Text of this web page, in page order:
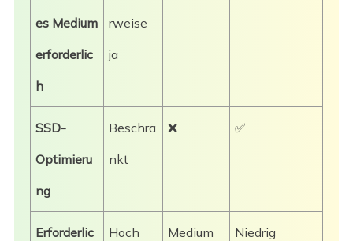
es Medium
erforderlic
h
rweise
ja
SSD-
Optimieru
ng
Beschrä
nkt
❌ ✅
Erforderlic
Hoch Medium Niedrig